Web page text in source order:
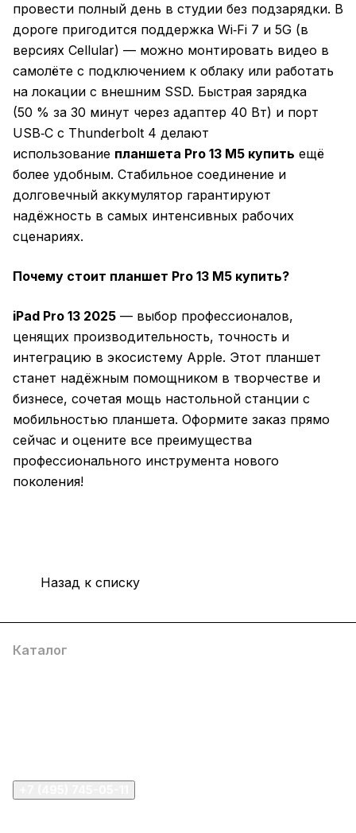
провести полный день в студии без подзарядки. В
дороге пригодится поддержка Wi‑Fi 7 и 5G (в
версиях Cellular) — можно монтировать видео в
самолёте с подключением к облаку или работать
на локации с внешним SSD. Быстрая зарядка
(50 % за 30 минут через адаптер 40 Вт) и порт
USB‑C с Thunderbolt 4 делают
использование планшета Pro 13 M5 купить ещё
более удобным. Стабильное соединение и
долговечный аккумулятор гарантируют
надёжность в самых интенсивных рабочих
сценариях.
Почему стоит планшет Pro 13 M5 купить?
iPad Pro 13 2025 — выбор профессионалов,
ценящих производительность, точность и
интеграцию в экосистему Apple. Этот планшет
станет надёжным помощником в творчестве и
бизнесе, сочетая мощь настольной станции с
мобильностью планшета. Оформите заказ прямо
сейчас и оцените все преимущества
профессионального инструмента нового
поколения!
Назад к списку
Каталог